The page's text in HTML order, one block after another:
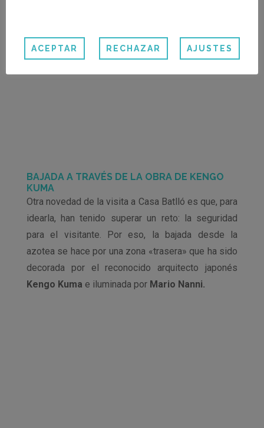
BAJADA A TRAVÉS DE LA OBRA DE KENGO
KUMA
Otra novedad de la visita a Casa Batlló es que, para
idearla, han tenido superar un reto: la seguridad
para el visitante. Por eso, la bajada desde la
azotea se hace por una zona «trasera» que ha sido
decorada por el reconocido arquitecto japonés
Kengo Kuma e iluminada por Mario Nanni.
ACEPTAR RECHAZAR AJUSTES